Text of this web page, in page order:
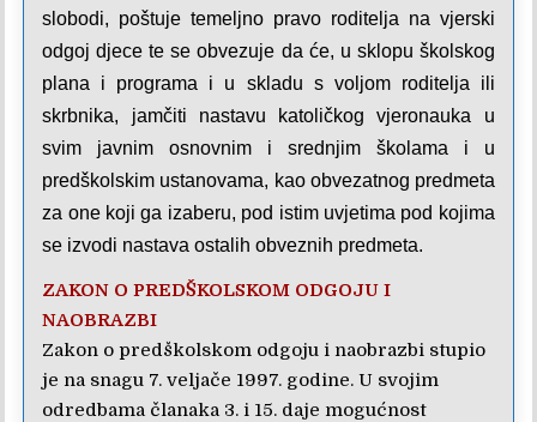
slobodi, poštuje temeljno pravo roditelja na vjerski
odgoj djece te se obvezuje da će, u sklopu školskog
plana i programa i u skladu s voljom roditelja ili
skrbnika, jamčiti nastavu katoličkog vjeronauka u
svim javnim osnovnim i srednjim školama i u
predškolskim ustanovama, kao obvezatnog predmeta
za one koji ga izaberu, pod istim uvjetima pod kojima
se izvodi nastava ostalih obveznih predmeta.
ZAKON O PREDŠKOLSKOM ODGOJU I
NAOBRAZBI
Zakon o predškolskom odgoju i naobrazbi stupio
je na snagu 7. veljače 1997. godine. U svojim
odredbama članaka 3. i 15. daje mogućnost